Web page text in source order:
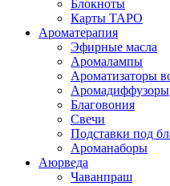
Блокноты
Карты ТАРО
Ароматерапия
Эфирные масла
Аромалампы
Ароматизаторы
Аромадиффузоры
Благовония
Свечи
Подставки под
Ароманаборы
Аюрведа
Чаванпраш